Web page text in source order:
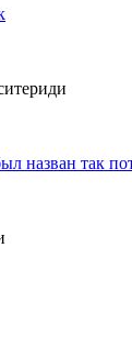
назван так